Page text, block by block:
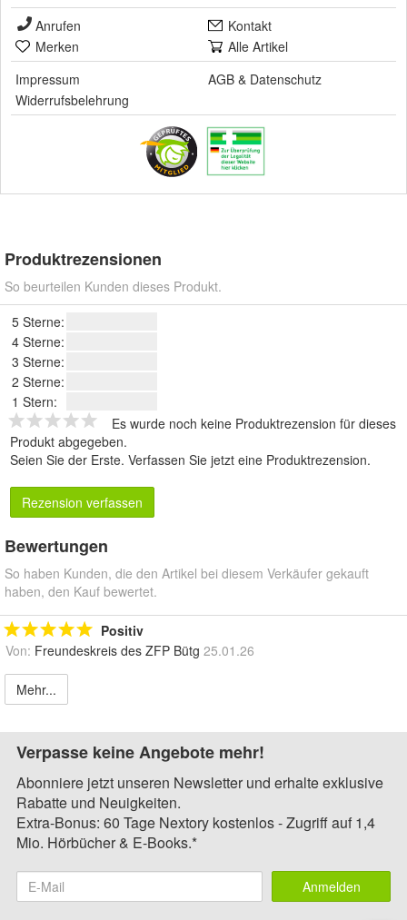
Anrufen
Kontakt
Merken
Alle Artikel
Impressum
AGB & Datenschutz
Widerrufsbelehrung
Produktrezensionen
So beurteilen Kunden dieses Produkt.
5 Sterne:
4 Sterne:
3 Sterne:
2 Sterne:
1 Stern:
Es wurde noch keine Produktrezension für dieses
Produkt abgegeben.
Seien Sie der Erste. Verfassen Sie jetzt eine Produktrezension.
Rezension verfassen
Bewertungen
So haben Kunden, die den Artikel bei diesem Verkäufer gekauft
haben, den Kauf bewertet.
Positiv
Von: Freundeskreis des ZFP Bütg 25.01.26
Mehr...
Verpasse keine Angebote mehr!
Abonniere jetzt unseren Newsletter und erhalte exklusive
Rabatte und Neuigkeiten.
Extra-Bonus: 60 Tage Nextory kostenlos - Zugriff auf 1,4
Mio. Hörbücher & E-Books.*
Anmelden